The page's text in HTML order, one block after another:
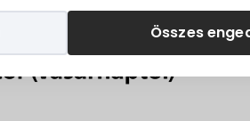
Összes